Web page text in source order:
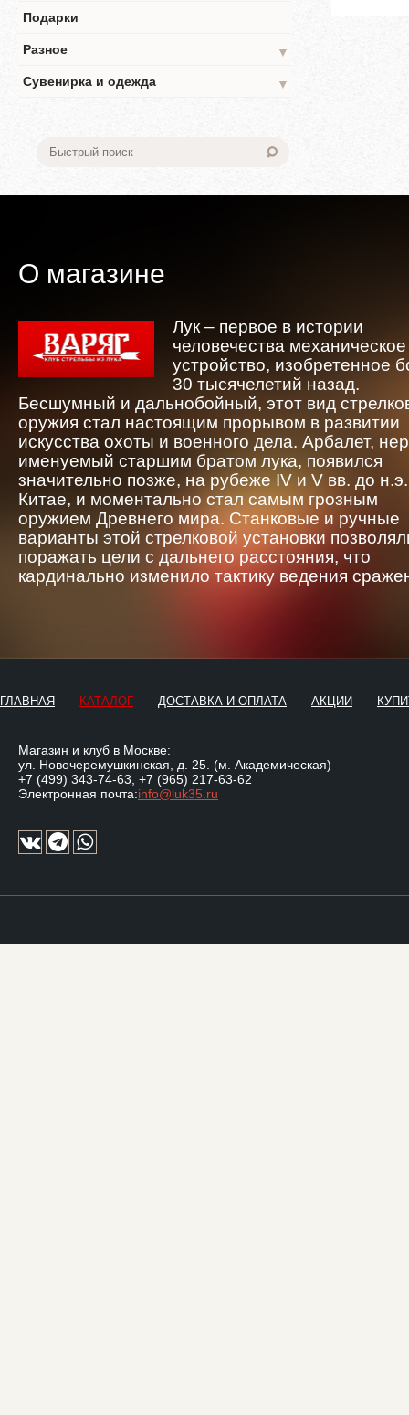
Подарки
Разное
▼
Сувенирка и одежда
▼
О магазине
Лук – первое в истории
человечества механическое
устройство, изобретенное
30 тысячелетий назад.
Бесшумный и дальнобойный, этот вид
оружия стал настоящим прорывом в развитии
искусства охоты и военного дела. Арбалет,
именуемый старшим братом лука, появился
значительно позже, на рубеже IV и V вв. до
Китае, и моментально стал самым грозным
оружием Древнего мира. Станковые и ручные
варианты этой стрелковой установки
поражать цели с дальнего расстояния, что
кардинально изменило тактику ведения
ГЛАВНАЯ КАТАЛОГ ДОСТАВКА И ОПЛАТА АКЦИИ
Магазин и клуб в Москве:
ул. Новочеремушкинская, д. 25. (м. Академическая)
+7 (499) 343-74-63 +7 (965) 217-63-62
Электронная почта:info@luk35.ru